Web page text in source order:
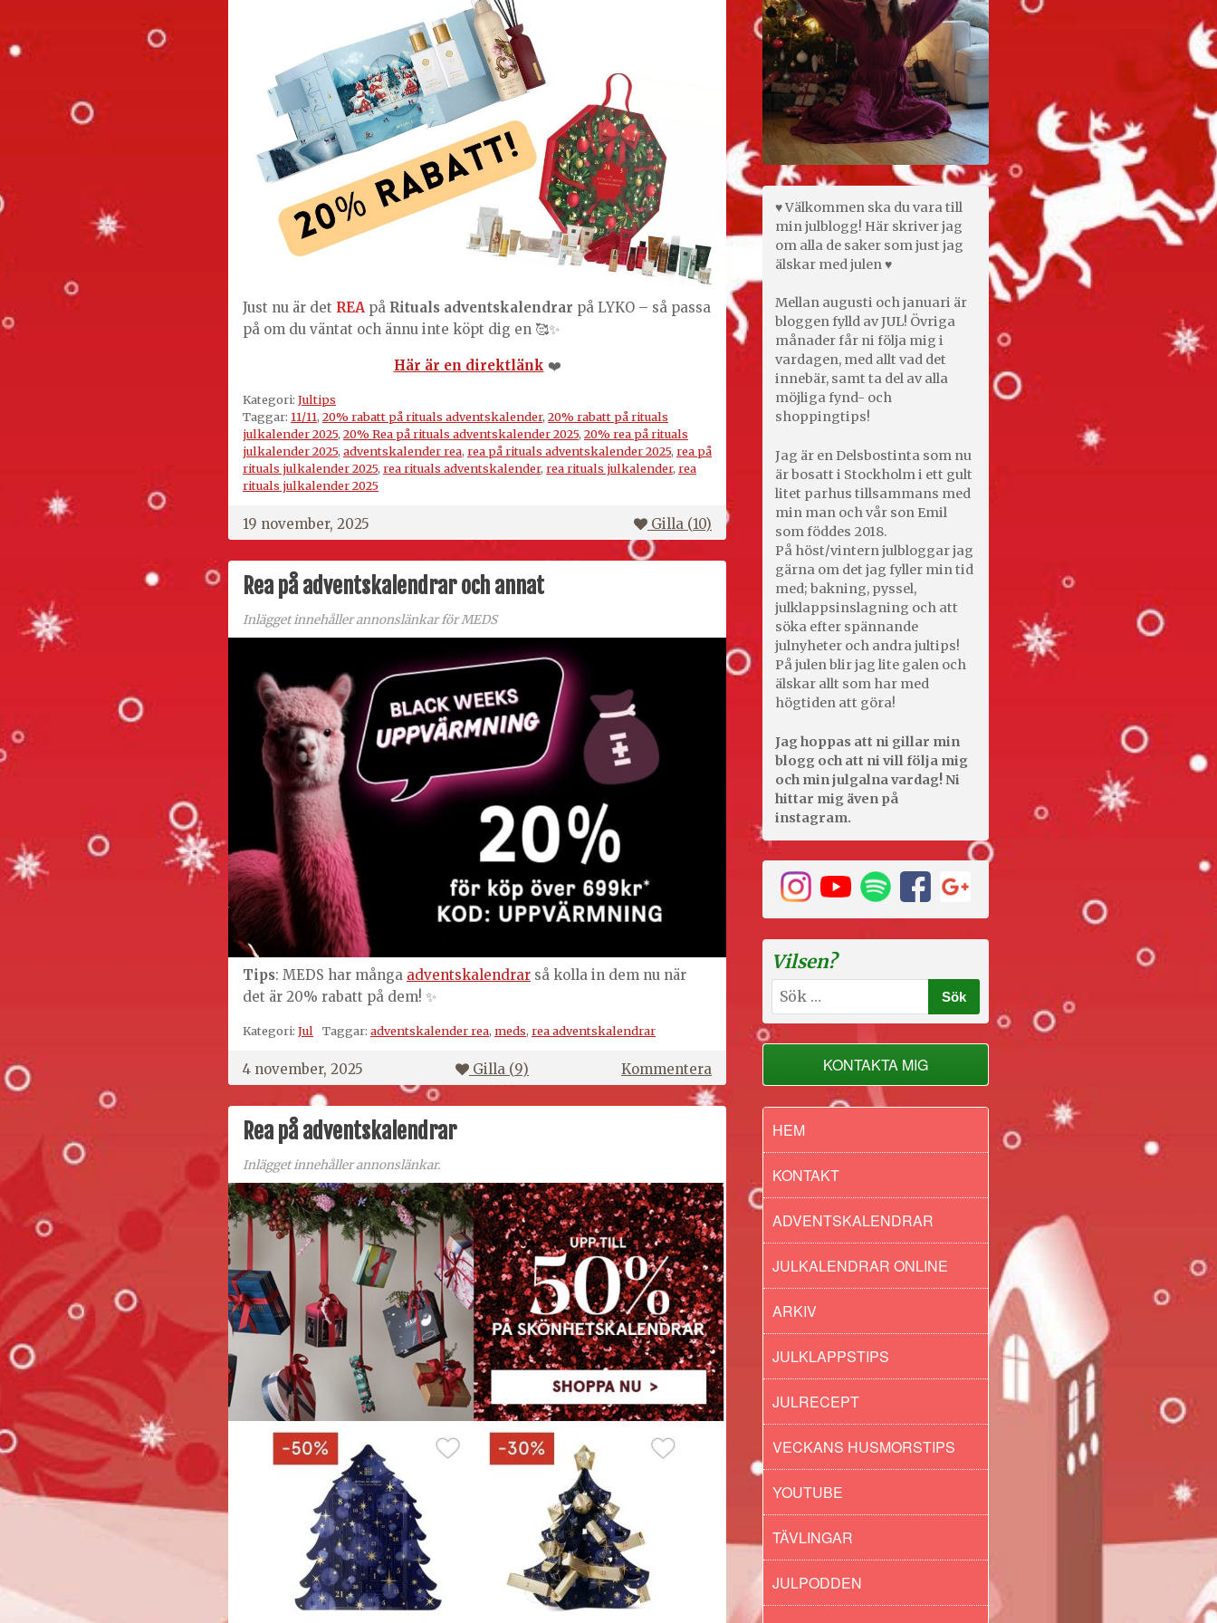
Just nu är det REA på Rituals adventskalendrar på LYKO – så passa
på om du väntat och ännu inte köpt dig en 🥰✨
Här är en direktlänk ❤️
Kategori: Jultips
Taggar: 11/11, 20% rabatt på rituals adventskalender, 20% rabatt på rituals
julkalender 2025, 20% Rea på rituals adventskalender 2025, 20% rea på rituals
julkalender 2025, adventskalender rea, rea på rituals adventskalender 2025, rea på
rituals julkalender 2025, rea rituals adventskalender, rea rituals julkalender, rea
rituals julkalender 2025
19 november, 2025 Gilla (10)
Rea på adventskalendrar och annat
Inlägget innehåller annonslänkar för MEDS
Tips: MEDS har många adventskalendrar så kolla in dem nu när
det är 20% rabatt på dem! ✨
Kategori: Jul Taggar: adventskalender rea, meds, rea adventskalendrar
4 november, 2025 Gilla (9) Kommentera
Rea
på
adventskalendrar
Rea på adventskalendrar
Inlägget innehåller annonslänkar.
♥ Välkommen ska du vara till
min julblogg! Här skriver jag
om alla de saker som just jag
älskar med julen ♥
Mellan augusti och januari är
bloggen fylld av JUL! Övriga
månader får ni följa mig i
vardagen, med allt vad det
innebär, samt ta del av alla
möjliga fynd- och
shoppingtips!
Jag är en Delsbostinta som nu
är bosatt i Stockholm i ett gult
litet parhus tillsammans med
min man och vår son Emil
som föddes 2018.
På höst/vintern julbloggar jag
gärna om det jag fyller min tid
med; bakning, pyssel,
julklappsinslagning och att
söka efter spännande
julnyheter och andra jultips!
På julen blir jag lite galen och
älskar allt som har med
högtiden att göra!
Jag hoppas att ni gillar min
blogg och att ni vill följa mig
och min julgalna vardag! Ni
hittar mig även på
instagram.
Vilsen?
Sök
efter:
KONTAKTA MIG
HEM
KONTAKT
ADVENTSKALENDRAR
JULKALENDRAR ONLINE
ARKIV
JULKLAPPSTIPS
JULRECEPT
VECKANS HUSMORSTIPS
YOUTUBE
TÄVLINGAR
JULPODDEN